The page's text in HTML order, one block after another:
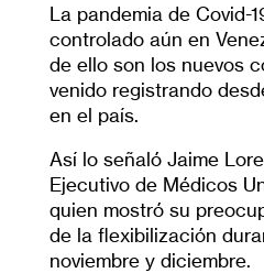
La pandemia de Covid-
controlado aún en
de ello son los nuevos
venido registrando
en el país.
Así lo señaló Jaime
Ejecutivo de Médicos
quien mostró su
de la flexibilización
noviembre y diciembre.